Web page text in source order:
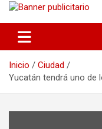
Inicio
Ciudad
Yucatán tendrá uno de